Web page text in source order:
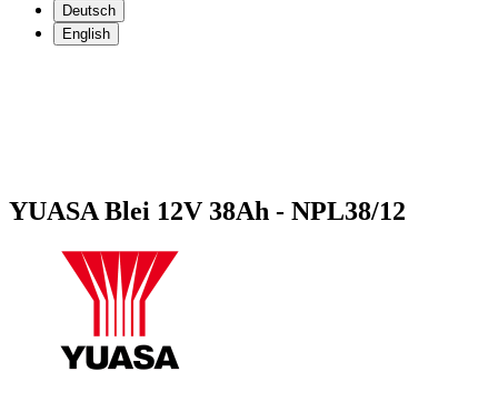
Deutsch
English
YUASA Blei 12V 38Ah - NPL38/12